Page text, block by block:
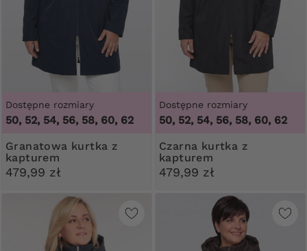
Dostępne rozmiary
50, 52, 54, 56, 58, 60, 62
Granatowa kurtka z
kapturem
479,99 zł
Dostępne rozmiary
50, 52, 54, 56, 58, 60, 62
Czarna kurtka z
kapturem
479,99 zł